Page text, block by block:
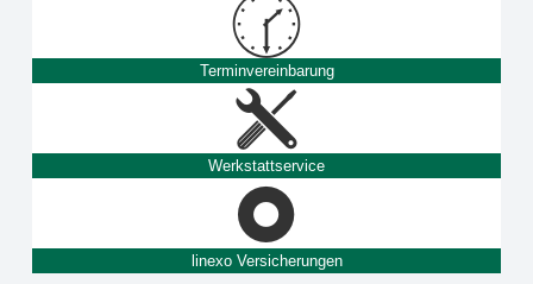
Terminvereinbarung
Werkstattservice
linexo Versicherungen